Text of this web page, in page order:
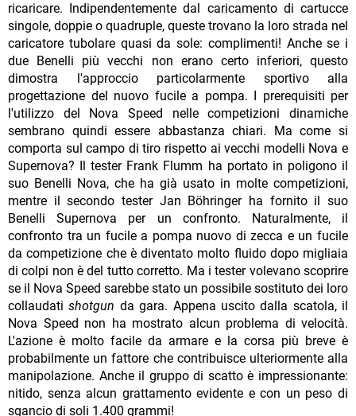
ricaricare. Indipendentemente dal caricamento di cartucce
singole, doppie o quadruple, queste trovano la loro strada nel
caricatore tubolare quasi da sole: complimenti! Anche se i
due Benelli più vecchi non erano certo inferiori, questo
dimostra l'approccio particolarmente sportivo alla
progettazione del nuovo fucile a pompa. I prerequisiti per
l'utilizzo del Nova Speed nelle competizioni dinamiche
sembrano quindi essere abbastanza chiari. Ma come si
comporta sul campo di tiro rispetto ai vecchi modelli Nova e
Supernova? Il tester Frank Flumm ha portato in poligono il
suo Benelli Nova, che ha già usato in molte competizioni,
mentre il secondo tester Jan Böhringer ha fornito il suo
Benelli Supernova per un confronto. Naturalmente, il
confronto tra un fucile a pompa nuovo di zecca e un fucile
da competizione che è diventato molto fluido dopo migliaia
di colpi non è del tutto corretto. Ma i tester volevano scoprire
se il Nova Speed sarebbe stato un possibile sostituto dei loro
collaudatishotgun da gara. Appena uscito dalla scatola, il
Nova Speed non ha mostrato alcun problema di velocità.
L'azione è molto facile da armare e la corsa più breve è
probabilmente un fattore che contribuisce ulteriormente alla
manipolazione. Anche il gruppo di scatto è impressionante:
nitido, senza alcun grattamento evidente e con un peso di
sgancio di soli 1.400 grammi!